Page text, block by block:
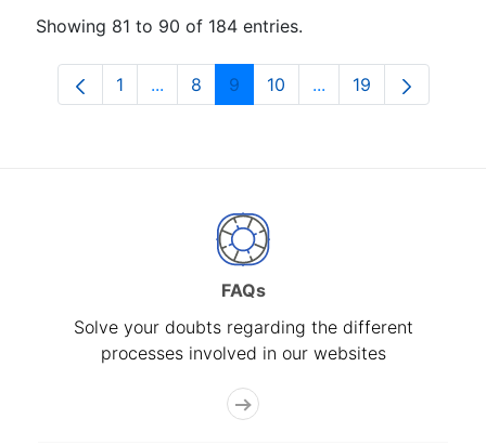
Showing 81 to 90 of 184 entries.
Page
1 ...Intermediate Pages Use TAB to
Page
8 Page
9 Page
10 ...Intermediate Pages
Page
19
FAQs
Solve your doubts regarding the different
processes involved in our websites